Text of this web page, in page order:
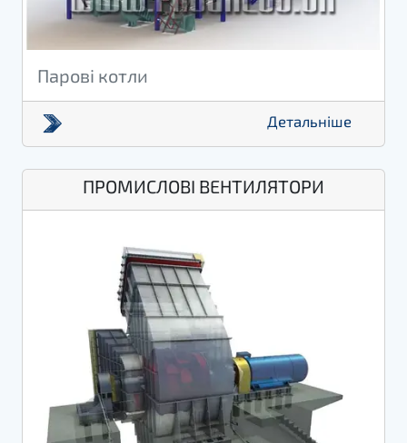
Парові котли
Детальніше
ПРОМИСЛОВІ ВЕНТИЛЯТОРИ